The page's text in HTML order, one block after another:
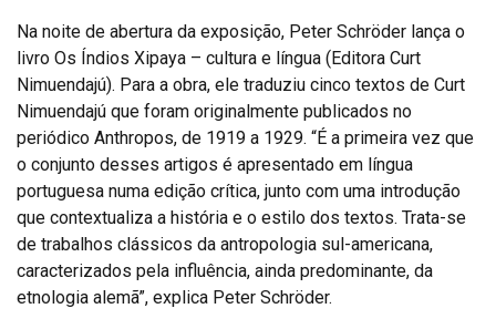
Na noite de abertura da exposição, Peter Schröder lança o
livro Os Índios Xipaya – cultura e língua (Editora Curt
Nimuendajú). Para a obra, ele traduziu cinco textos de Curt
Nimuendajú que foram originalmente publicados no
periódico Anthropos, de 1919 a 1929. “É a primeira vez que
o conjunto desses artigos é apresentado em língua
portuguesa numa edição crítica, junto com uma introdução
que contextualiza a história e o estilo dos textos. Trata-se
de trabalhos clássicos da antropologia sul-americana,
caracterizados pela influência, ainda predominante, da
etnologia alemã”, explica Peter Schröder.